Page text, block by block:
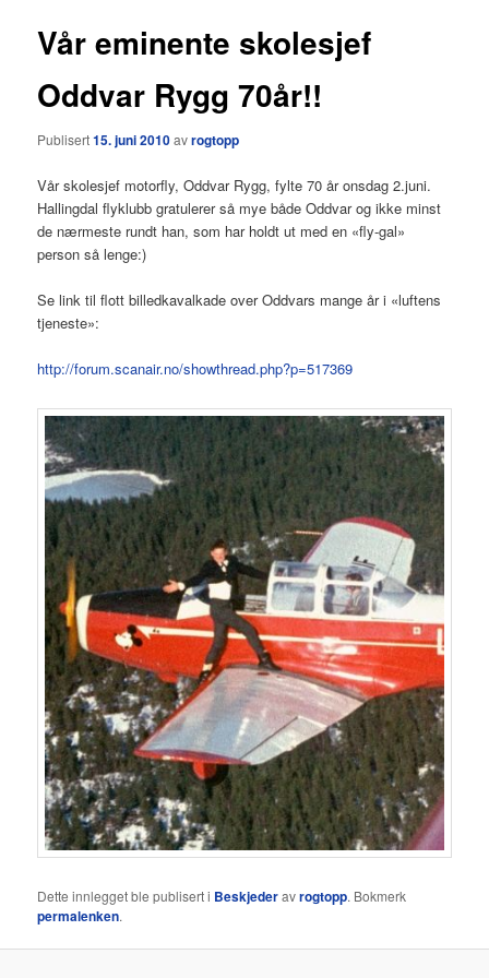
Vår eminente skolesjef
Oddvar Rygg 70år!!
Publisert15. juni 2010avrogtopp
Vår skolesjef motorfly, Oddvar Rygg, fylte 70 år onsdag 2.juni.
Hallingdal flyklubb gratulerer så mye både Oddvar og ikke minst
de nærmeste rundt han, som har holdt ut med en «fly-gal»
person så lenge:)
Se link til flott billedkavalkade over Oddvars mange år i «luftens
tjeneste»:
http://forum.scanair.no/showthread.php?p=517369
Dette innlegget ble publisert i Beskjederavrogtopp. Bokmerk
permalenken.